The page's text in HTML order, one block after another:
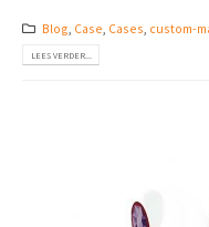
Blog, Case, Cases, custom-
LEES VERDER...